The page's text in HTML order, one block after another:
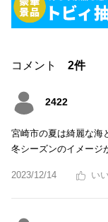
コメント 2件
2422
宮崎市の夏は綺麗な海
冬シーズンのイメージ
2023/12/14